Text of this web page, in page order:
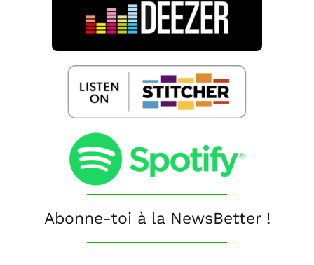
Abonne-toi à la NewsBetter !